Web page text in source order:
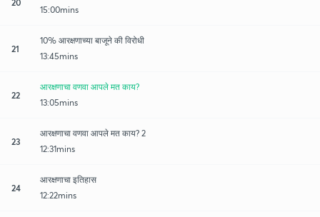
15:00mins
21
10% आरक्षणाच्या बाजूने की विरोधी
13:45mins
22
आरक्षणाचा वणवा आपले मत काय?
13:05mins
23
आरक्षणाचा वणवा आपले मत काय? 2
12:31mins
24
आरक्षणाचा इतिहास
12:22mins